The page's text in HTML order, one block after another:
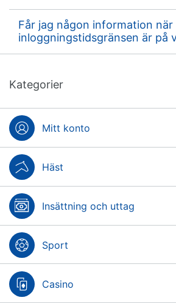
Får jag någon information när
inloggningstidsgränsen är på
Kategorier
Mitt konto
Häst
Insättning och uttag
Sport
Casino